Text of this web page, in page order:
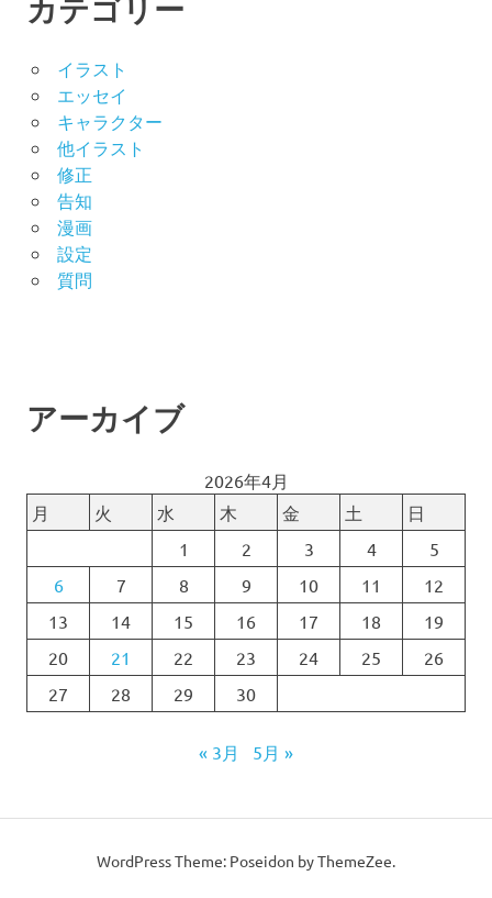
カテゴリー
イラスト
エッセイ
キャラクター
他イラスト
修正
告知
漫画
設定
質問
アーカイブ
2026年4月
月
火 水 木 金 土
日
1
2 3 4
5
6
7 8 9 10 11
12
13
14 15 16 17 18
19
20
21 22 23 24 25
26
27
28 29 30
« 3月 5月 »
WordPress Theme: Poseidon by ThemeZee.